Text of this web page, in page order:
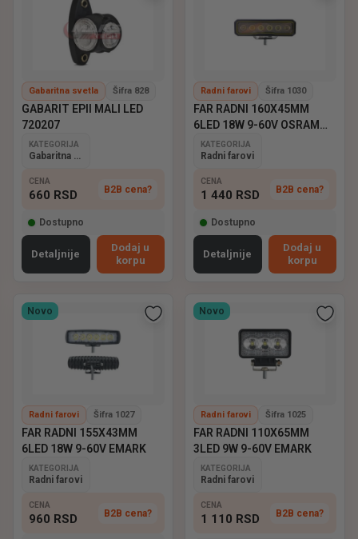
Gabaritna svetla Šifra 828
GABARIT EPII MALI LED
720207
KATEGORIJA
Gabaritna svetla
CENA
660 RSD B2B cena?
Dostupno
Detaljnije
Dodaj u
korpu
Radni farovi Šifra 1030
FAR RADNI 160X45MM
6LED 18W 9-60V OSRAM
EMARK
KATEGORIJA
Radni farovi
CENA
1 440 RSD B2B cena?
Dostupno
Detaljnije
Dodaj u
korpu
Novo
Radni farovi Šifra 1027
FAR RADNI 155X43MM
6LED 18W 9-60V EMARK
KATEGORIJA
Radni farovi
CENA
960 RSD B2B cena?
Novo
Radni farovi Šifra 1025
FAR RADNI 110X65MM
3LED 9W 9-60V EMARK
KATEGORIJA
Radni farovi
CENA
1 110 RSD B2B cena?